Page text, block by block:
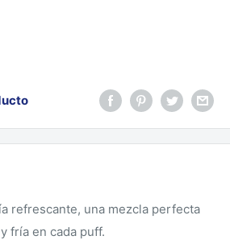
refrescante, una mezcla perfecta
fría en cada puff.